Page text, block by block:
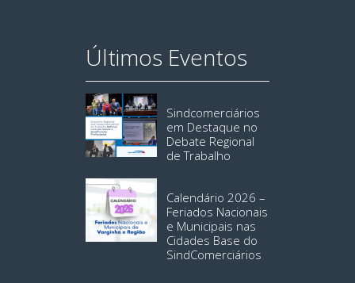
Últimos Eventos
Sindcomerciários
em Destaque no
Debate Regional
de Trabalho
Calendário 2026 –
Feriados Nacionais
e Municipais nas
Cidades Base do
SindComerciários